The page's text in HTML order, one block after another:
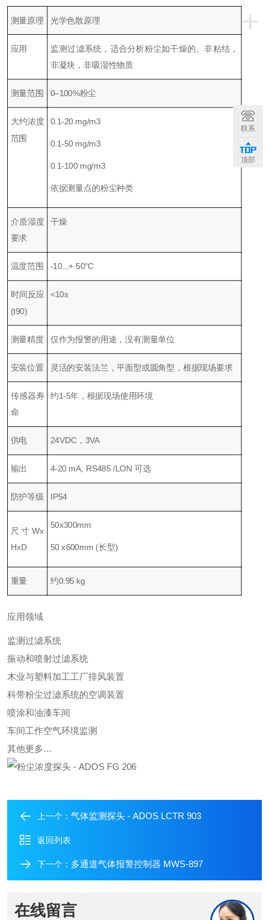
+
测量原理 光学色散原理
应用 监测过滤系统，适合分析粉尘如干燥的、非粘结，
非凝块，非吸湿性物质
测量范围 0–100%粉尘
大约浓度
范围
0.1-20 mg/m3
0.1-50 mg/m3
0.1-100 mg/m3
依据测量点的粉尘种类
介质湿度
要求
干燥
温度范围 -10...+ 50°C
时间反应
(t90)
<10s
测量精度 仅作为报警的用途，没有测量单位
安装位置 灵活的安装法兰，平面型或圆角型，根据现场要求
传感器寿
命
约1-5年，根据现场使用环境
供电 24VDC，3VA
输出 4-20 mA, RS485 /LON 可选
防护等级 IP54
尺寸Wx
HxD
50x300mm
50 x600mm (长型)
重量 约0.95 kg
应用领域
监测过滤系统
振动和喷射过滤系统
木业与塑料加工工厂排风装置
科带粉尘过滤系统的空调装置
喷涂和油漆车间
车间工作空气环境监测
其他更多…
上一个： 气体监测探头 - ADOS LCTR 903
返回列表
下一个： 多通道气体报警控制器 MWS-897
在线留言
联系
顶部